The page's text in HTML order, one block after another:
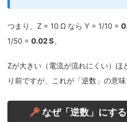
つまり、Z = 10 Ω なら Y = 1/10 =
1/50 = 0.02 S。
Zが大きい（電流が流れにくい）ほ
り前ですが、これが「逆数」の意味
なぜ「逆数」にす